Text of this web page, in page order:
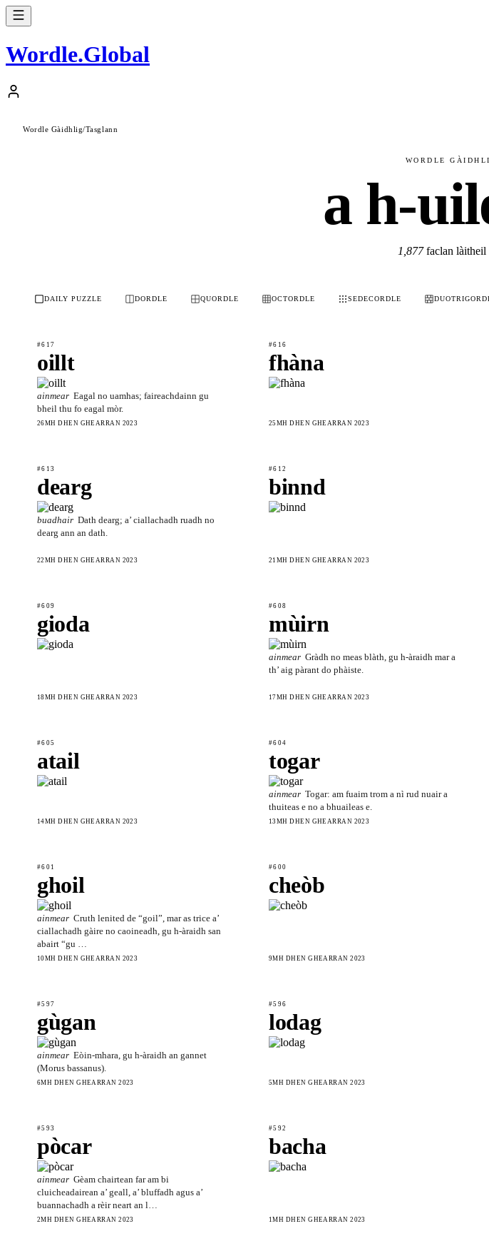
Wordle.Global
Wordle Gàidhlig/Tasglann
WORDLE
a h-
1,877faclan làitheil
DAILY PUZZLE DORDLE QUORDLE OCTORDLE SEDECORDLE
#617
oillt
ainmear Eagal no uamhas; faireachdainn gu
bheil thu fo eagal mòr.
26MH DHEN GHEARRAN 2023
#616
fhàna
25MH DHEN GHEARRAN 2023
#613
dearg
buadhair Dath dearg; a’ ciallachadh ruadh no
dearg ann an dath.
22MH DHEN GHEARRAN 2023
#612
binnd
21MH DHEN GHEARRAN 2023
#609
gioda
18MH DHEN GHEARRAN 2023
#608
mùirn
ainmear Gràdh no meas blàth, gu h-àraidh mar a
th’ aig pàrant do phàiste.
17MH DHEN GHEARRAN 2023
#605
atail
14MH DHEN GHEARRAN 2023
#604
togar
ainmear Togar: am fuaim trom a nì rud nuair a
thuiteas e no a bhuaileas e.
13MH DHEN GHEARRAN 2023
#601
ghoil
ainmear Cruth lenited de “goil”, mar as trice a’
ciallachadh gàire no caoineadh, gu h‑àraidh san
abairt “gu …
10MH DHEN GHEARRAN 2023
#600
cheòb
9MH DHEN GHEARRAN 2023
#597
gùgan
ainmear Eòin-mhara, gu h-àraidh an gannet
(Morus bassanus).
6MH DHEN GHEARRAN 2023
#596
lodag
5MH DHEN GHEARRAN 2023
#593
pòcar
ainmear Gèam chairtean far am bi
cluicheadairean a’ geall, a’ bluffadh agus a’
buannachadh a rèir neart an l…
2MH DHEN GHEARRAN 2023
#592
bacha
1MH DHEN GHEARRAN 2023